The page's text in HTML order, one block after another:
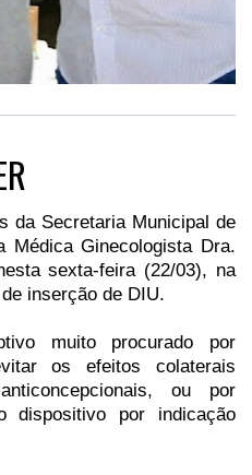
da Secretaria Municipal de
Médica Ginecologista Dra.
sexta-feira (22/03), na
inserção de DIU.
muito procurado por
os efeitos colaterais
ou por
dispositivo por indicação